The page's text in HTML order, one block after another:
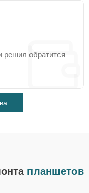
решил обратится
планшетов